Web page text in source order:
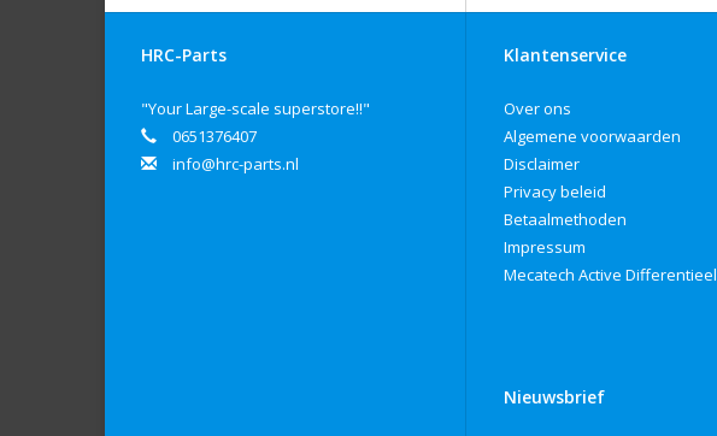
HRC-Parts
"Your Large-scale superstore!!"
0651376407
info@hrc-parts.nl
Klantenservice
Over ons
Algemene voorwaarden
Disclaimer
Privacy beleid
Betaalmethoden
Impressum
Mecatech Active Differentieel
Nieuwsbrief